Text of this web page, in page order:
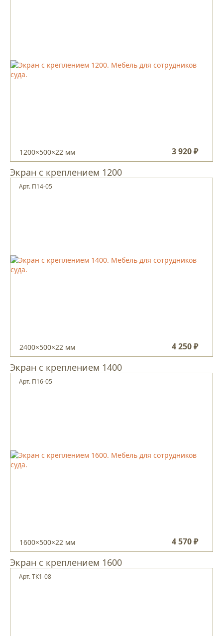
1200×500×22 мм 3 920 ₽
Экран с креплением 1200
2400×500×22 мм 4 250 ₽
Арт. П14-05
Экран с креплением 1400
1600×500×22 мм 4 570 ₽
Арт. П16-05
Экран с креплением 1600
Арт. ТК1-08